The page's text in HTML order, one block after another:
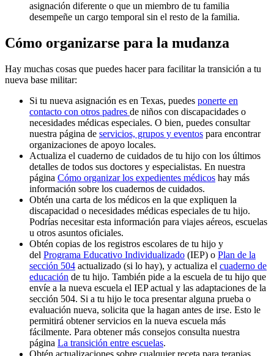
asignación diferente o que un miembro de tu familia
desempeñe un cargo temporal sin el resto de la familia.
Cómo organizarse para la mudanza
Hay muchas cosas que puedes hacer para facilitar la transición a tu
nueva base militar:
Si tu nueva asignación es en Texas, puedes ponerte en
contacto con otros padres de niños con discapacidades o
necesidades médicas especiales. O bien, puedes consultar
nuestra página de servicios, grupos y eventos para encontrar
organizaciones de apoyo locales.
Actualiza el cuaderno de cuidados de tu hijo con los últimos
detalles de todos sus doctores y especialistas. En nuestra
página Cómo organizar los expedientes médicos hay más
información sobre los cuadernos de cuidados.
Obtén una carta de los médicos en la que expliquen la
discapacidad o necesidades médicas especiales de tu hijo.
Podrías necesitar esta información para viajes aéreos, escuelas
u otros asuntos oficiales.
Obtén copias de los registros escolares de tu hijo y
del Programa Educativo Individualizado (IEP) o Plan de la
sección 504 actualizado (si lo hay), y actualiza el cuaderno de
educación de tu hijo. También pide a la escuela de tu hijo que
envíe a la nueva escuela el IEP actual y las adaptaciones de la
sección 504. Si a tu hijo le toca presentar alguna prueba o
evaluación nueva, solicita que la hagan antes de irse. Esto le
permitirá obtener servicios en la nueva escuela más
fácilmente. Para obtener más consejos consulta nuestra
página La transición entre escuelas.
Obtén actualizaciones sobre cualquier receta para terapias,